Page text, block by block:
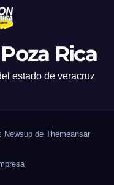
Rica
estado de veracruz
Newsup de Themeansar